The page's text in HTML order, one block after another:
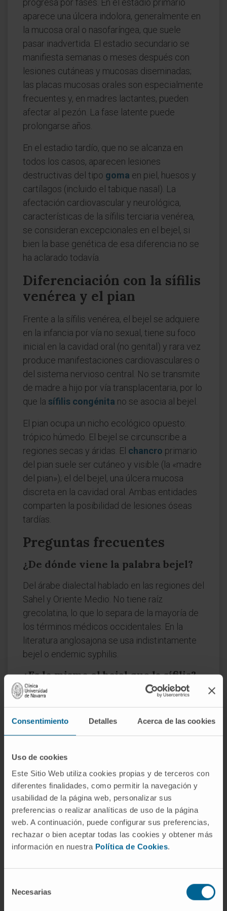
Consentimiento Detalles Acerca de las cookies
Uso de cookies
Este Sitio Web utiliza cookies propias y de terceros con
diferentes finalidades, como permitir la navegación y
usabilidad de la página web, personalizar sus
preferencias o realizar analíticas de uso de la página
web. A continuación, puede configurar sus preferencias,
rechazar o bien aceptar todas las cookies y obtener más
información en nuestra Política de Cookies.
Necesarias
progresa por fases. En el estadio primario
aparece una úlcera indolora, generalmente en
la mucosa oral o nasofaríngea, que suele
pasar inadvertida. El estadio secundario se
manifiesta semanas o meses después con
lesiones cutáneas y mucosas diseminadas;
las placas mucosas orales son especialmente
frecuentes y, en madres lactantes, pueden
afectar al pezón. La fase latente puede
prolongarse años.
En el estadio tardío, que no se alcanza en
todos los casos, aparecen lesiones
destructivas del tipo goma en piel, huesos y
cartílagos (incluido el tabique nasal). La
afectación cardiovascular y neurológica,
características de la sífilis terciaria venérea,
se consideran excepcionales en el bejel, si
bien la base genética de esa diferencia no se
ha aclarado todavía.
Diferenciación con la sífilis
venérea y el pian
Frente a la sífilis venérea, el bejel se adquiere
en la infancia por vía no sexual, tiene su foco
inicial en la cavidad oral (no genital) y rara vez
produce manifestaciones cardiovasculares o
del sistema nervioso central. No se transmite
de madre a hijo por vía transplacentaria, por lo
que la sífilis congénita no se asocia al bejel.
El pian ocupa un nicho ecológico opuesto:
trópico húmedo. El bejel se circunscribe a
regiones secas y áridas. El chancro primario
del pian suele ser cutáneo y visible (la «madre
del pian»); el del bejel, una úlcera mucosa
discreta en la cavidad oral. Ambas entidades
comparten la posibilidad de lesiones óseas
tardías.
Preguntas frecuentes
¿De dónde viene la palabra bejel?
Del árabe dialectal hablado en las regiones del
Sahel y Oriente Medio. No tiene raíz
grecolatina, lo que lo separa de la mayoría de
los términos médicos occidentales. En la
literatura anglosajona se usa indistintamente
bejel o endemic syphilis.
¿Es lo mismo el bejel que la sífilis?
No exactamente. Ambas las produce una
subespecie de Treponema pallidum,
comparten la evolución por estadios y las
pruebas serológicas no las distinguen, pero la
cardiovascular con frecuencia. El bejel se
contrae en la infancia por contacto oral
directo, y esas complicaciones tardías son
excepcionales. Las diferencias son más
epidemiológicas que biológicas, porque a
nivel genómico los organismos son casi
América?